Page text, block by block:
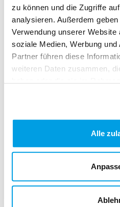
zu können und die Zugriffe
analysieren. Außerdem
Verwendung unserer
soziale Medien, Werbung
Partner führen diese
weiteren Daten zusammen,
Alle